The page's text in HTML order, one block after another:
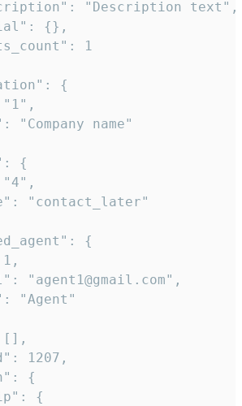
"Description text",
{},
1
{
"Company name"
{
"contact_later"
{
"agent1@gmail.com",
"Agent"
1207,
{
{